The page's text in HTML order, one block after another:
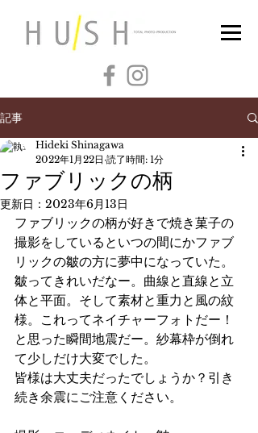
記事
ファブリックの柄
Hideki Shinagawa
2022年1月22日 読了時間: 1分
更新日： 2023年6月13日
ファブリックの柄が好きで焼き菓子の
撮影をしているといつの間にかファブ
リックの皺の方に夢中になっていた。
皺ってきれいだなー。曲線と直線と立
体と平面。そして素材と重力と風の紋
様。これってネイチャーフォトだー！
と思った瞬間地震だー。紗幕枠が倒れ
て少しだけ大変でした。
皆様は大丈夫だったでしょうか？引き
続き余震にご注意ください。